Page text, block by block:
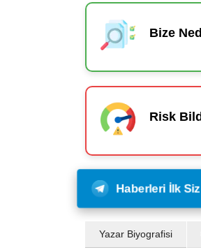
Bize
Risk
Haberleri İlk
Yazar Biyografisi